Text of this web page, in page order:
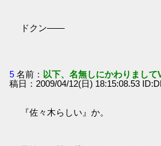
ドクン――
5 名前： 以下、名無しにかわりまし
稿日：2009/04/12(日) 18:15:08.53
『佐々木らしい』か。